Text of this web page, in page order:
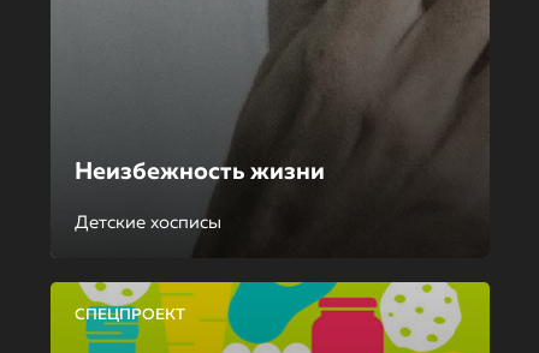
Неизбежность жизни
Детские хосписы
СПЕЦПРОЕКТ